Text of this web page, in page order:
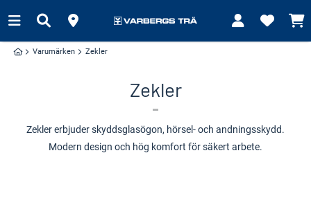
Varumärken Zekler
Zekler
Zekler erbjuder skyddsglasögon, hörsel- och andningsskydd.
Modern design och hög komfort för säkert arbete.